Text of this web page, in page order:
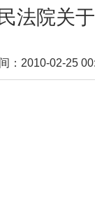
法院关
：2010-02-25